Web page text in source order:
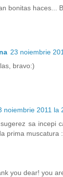
bonitas haces...
23 noiembrie
bravo:)
noiembrie 2011 la
sa incepi
prima muscatura
you dear! you